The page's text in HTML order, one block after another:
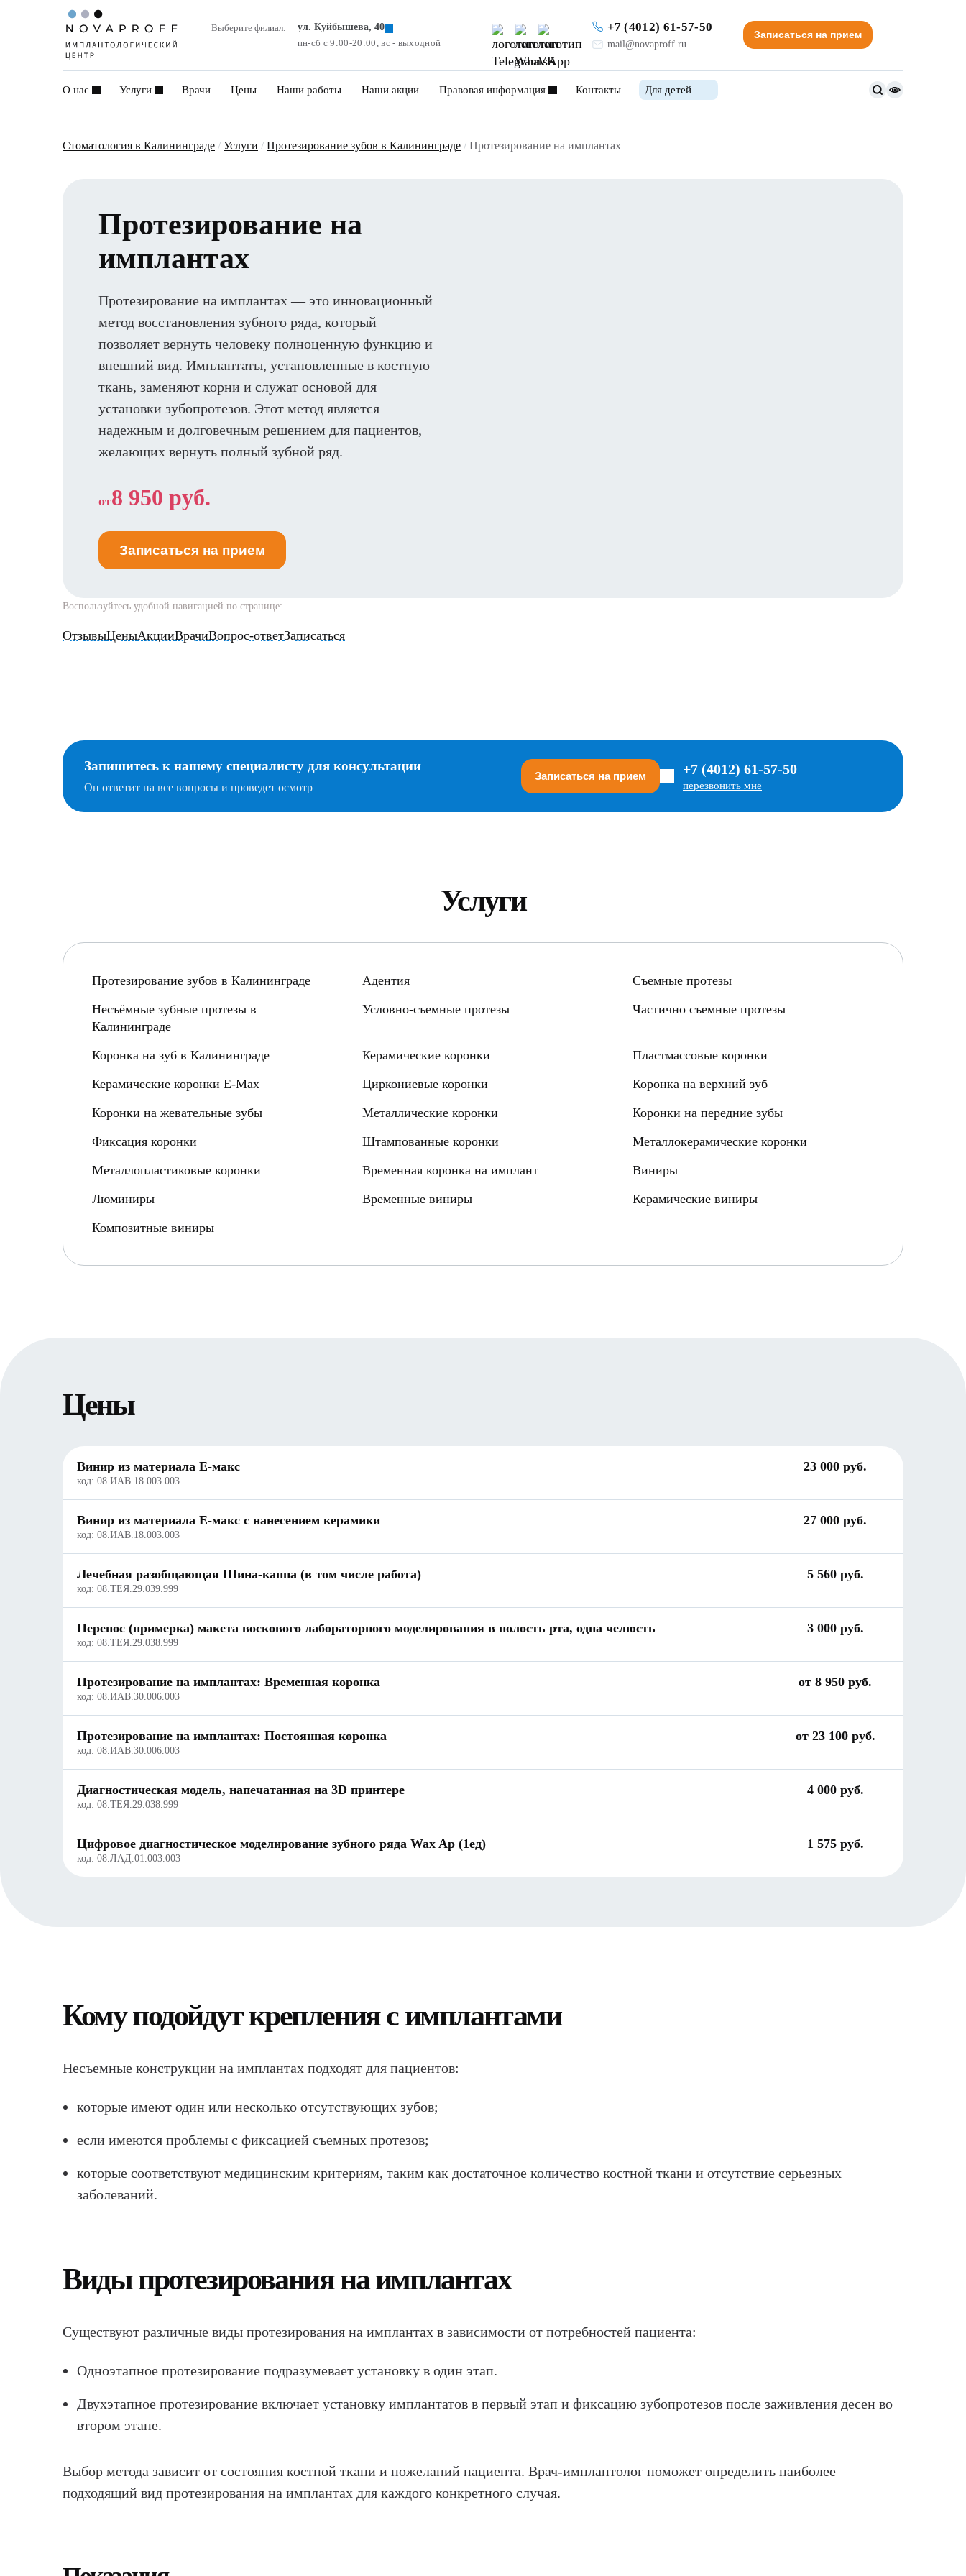
Выберите филиал:
ул. Куйбышева, 40
пн-сб с 9:00-20:00, вс - выходной
+7 (4012) 61-57-50
mail@novaproff.ru
Записаться на прием
О нас Услуги Врачи Цены Наши работы Наши акции Правовая информация Контакты Для детей
Стоматология в Калининграде / Услуги / Протезирование зубов в Калининграде / Протезирование на имплантах
Протезирование на
имплантах
Протезирование на имплантах — это инновационный
метод восстановления зубного ряда, который
позволяет вернуть человеку полноценную функцию и
внешний вид. Имплантаты, установленные в костную
ткань, заменяют корни и служат основой для
установки зубопротезов. Этот метод является
надежным и долговечным решением для пациентов,
желающих вернуть полный зубной ряд.
от8 950 руб.
Записаться на прием
Воспользуйтесь удобной навигацией по странице:
ОтзывыЦеныАкцииВрачиВопрос-ответЗаписаться
Запишитесь к нашему специалисту для консультации
Он ответит на все вопросы и проведет осмотр
Записаться на прием +7 (4012) 61-57-50
перезвонить мне
Услуги
Протезирование зубов в Калининграде Адентия
Съемные протезы
Несъёмные зубные протезы в
Калининграде
Условно-съемные протезы Частично съемные протезы
Коронка на зуб в Калининграде Керамические коронки
Пластмассовые коронки
Керамические коронки E-Max
Циркониевые коронки
Коронка на верхний зуб
Коронки на жевательные зубы
Металлические коронки
Коронки на передние зубы
Фиксация коронки
Штампованные коронки
Металлокерамические коронки
Металлопластиковые коронки
Временная коронка на имплант
Виниры
Люминиры
Временные виниры
Керамические виниры
Композитные виниры
Цены
Винир из материала Е-макс
код: 08.ИАВ.18.003.003
23 000 руб.
Винир из материала Е-макс с нанесением керамики
код: 08.ИАВ.18.003.003
27 000 руб.
Лечебная разобщающая Шина-каппа (в том числе работа)
код: 08.ТЕЯ.29.039.999
5 560 руб.
Перенос (примерка) макета воскового лабораторного моделирования в полость рта, одна челюсть
код: 08.ТЕЯ.29.038.999
3 000 руб.
Протезирование на имплантах: Временная коронка
код: 08.ИАВ.30.006.003
от 8 950 руб.
Протезирование на имплантах: Постоянная коронка
код: 08.ИАВ.30.006.003
от 23 100 руб.
Диагностическая модель, напечатанная на 3D принтере
код: 08.ТЕЯ.29.038.999
4 000 руб.
Цифровое диагностическое моделирование зубного ряда Wax Ap (1ед)
код: 08.ЛАД.01.003.003
1 575 руб.
Кому подойдут крепления с имплантами
Несъемные конструкции на имплантах подходят для пациентов:
которые имеют один или несколько отсутствующих зубов;
если имеются проблемы с фиксацией съемных протезов;
которые соответствуют медицинским критериям, таким как достаточное количество костной ткани и отсутствие серьезных
заболеваний.
Виды протезирования на имплантах
Существуют различные виды протезирования на имплантах в зависимости от потребностей пациента:
Одноэтапное протезирование подразумевает установку в один этап.
Двухэтапное протезирование включает установку имплантатов в первый этап и фиксацию зубопротезов после заживления десен во
втором этапе.
Выбор метода зависит от состояния костной ткани и пожеланий пациента. Врач-имплантолог поможет определить наиболее
подходящий вид протезирования на имплантах для каждого конкретного случая.